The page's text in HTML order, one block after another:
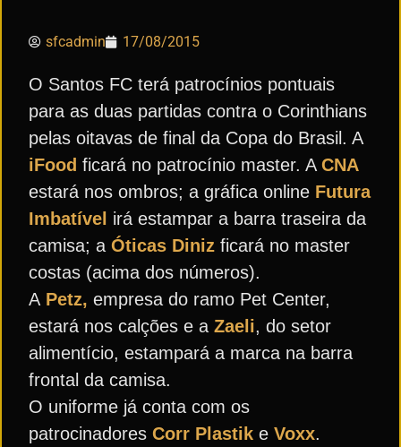
sfcadmin 17/08/2015
O Santos FC terá patrocínios pontuais
para as duas partidas contra o Corinthians
pelas oitavas de final da Copa do Brasil. A
iFood ficará no patrocínio master. A CNA
estará nos ombros; a gráfica online Futura
Imbatível irá estampar a barra traseira da
camisa; a Óticas Diniz ficará no master
costas (acima dos números).
A Petz, empresa do ramo Pet Center,
estará nos calções e a Zaeli, do setor
alimentício, estampará a marca na barra
frontal da camisa.
O uniforme já conta com os
patrocinadores Corr Plastik e Voxx.